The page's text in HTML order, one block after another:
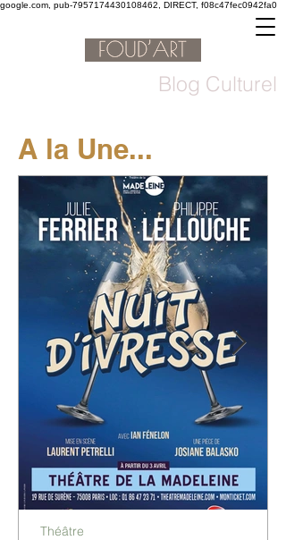
google.com, pub-7957174430108462, DIRECT, f08c47fec0942fa0
Blog Culturel
A la Une...
Théâtre